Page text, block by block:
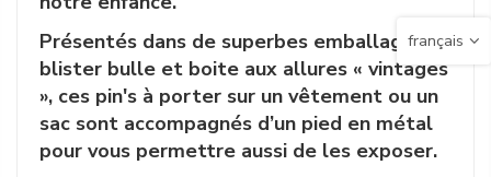
Présentés dans de superbes emballages
blister bulle et boite aux allures « vintages
», ces pin's à porter sur un vêtement ou un
sac sont accompagnés d’un pied en métal
pour vous permettre aussi de les exposer.
français